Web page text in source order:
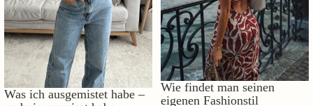
Was ich ausgemistet habe –
Wie findet man seinen
eigenen Fashionstil